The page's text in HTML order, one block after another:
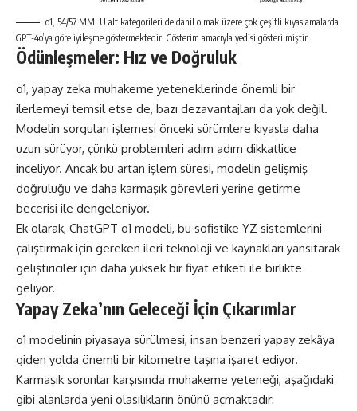
o1, 54/57 MMLU alt kategorileri de dahil olmak üzere çok çeşitli kıyaslamalarda
GPT-4o’ya göre iyileşme göstermektedir. Gösterim amacıyla yedisi gösterilmiştir.
Ödünleşmeler: Hız ve Doğruluk
o1, yapay zeka muhakeme yeteneklerinde önemli bir
ilerlemeyi temsil etse de, bazı dezavantajları da yok değil.
Modelin sorguları işlemesi önceki sürümlere kıyasla daha
uzun sürüyor, çünkü problemleri adım adım dikkatlice
inceliyor. Ancak bu artan işlem süresi, modelin gelişmiş
doğruluğu ve daha karmaşık görevleri yerine getirme
becerisi ile dengeleniyor.
Ek olarak, ChatGPT o1 modeli, bu sofistike YZ sistemlerini
çalıştırmak için gereken ileri teknoloji ve kaynakları yansıtarak
geliştiriciler için daha yüksek bir fiyat etiketi ile birlikte
geliyor.
Yapay Zeka’nın Geleceği İçin Çıkarımlar
o1 modelinin piyasaya sürülmesi, insan benzeri yapay zekâya
giden yolda önemli bir kilometre taşına işaret ediyor.
Karmaşık sorunlar karşısında muhakeme yeteneği, aşağıdaki
gibi alanlarda yeni olasılıkların önünü açmaktadır: